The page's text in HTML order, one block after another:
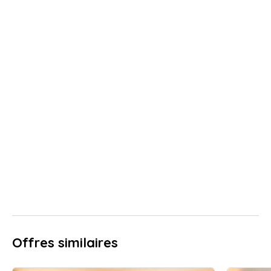
Offres similaires